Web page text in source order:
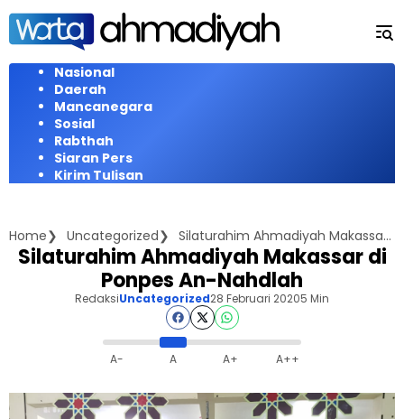
Langsung
konten
Nasional
Daerah
Mancanegara
Sosial
Rabthah
Siaran Pers
Kirim Tulisan
Home Uncategorized Silaturahim Ahmadiyah Makassar di Ponpes An-Nahdlah
Silaturahim Ahmadiyah Makassar di
Ponpes An-Nahdlah
RedaksiUncategorized28 Februari 20205 Min
A- A A+ A++